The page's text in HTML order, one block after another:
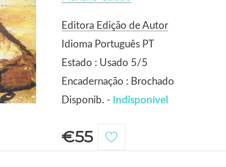
Editora Edição de Autor
Idioma Português PT
Estado : Usado 5/5
Encadernação : Brochado
Disponib. - Indisponível
€55